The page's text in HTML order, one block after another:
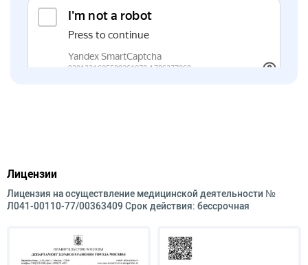
Лицензии
Лицензия на осуществление медицинской деятельности №
Л041-00110-77/00363409 Срок действия: бессрочная